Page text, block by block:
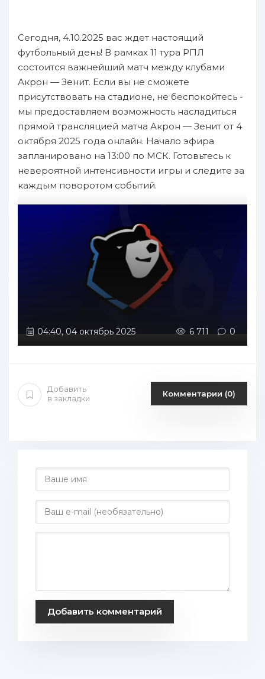
Сегодня, 4.10.2025 вас ждет настоящий
футбольный день! В рамках 11 тура РПЛ
состоится важнейший матч между клубами
Акрон — Зенит. Если вы не сможете
присутствовать на стадионе, не беспокойтесь -
мы предоставляем возможность насладиться
прямой трансляцией матча Акрон — Зенит от 4
октября 2025 года онлайн. Начало эфира
запланировано на 13:00 по МСК. Готовьтесь к
невероятной интенсивности игры и следите за
каждым поворотом событий.
04:40, 04 октябрь 2025 6 711 0
Добавить
в закладки
Комментарии (0)
Добавить комментарий